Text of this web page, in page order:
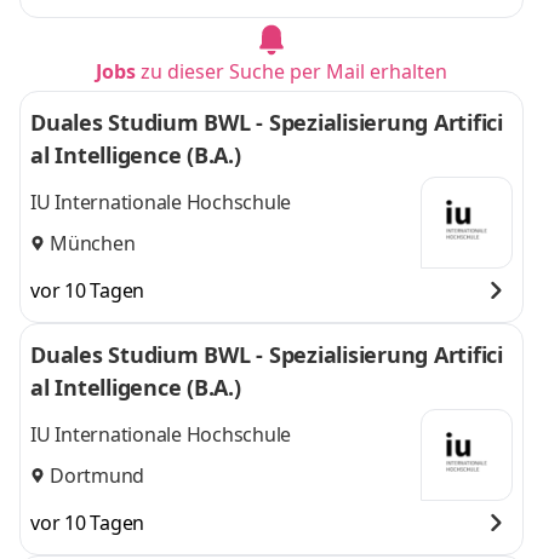
Jobszu dieser Suche per Mail erhalten
Duales Studium BWL - Spezialisierung Artifici
al Intelligence (B.A.)
IU Internationale Hochschule
München
vor 10 Tagen
Duales Studium BWL - Spezialisierung Artifici
al Intelligence (B.A.)
IU Internationale Hochschule
Dortmund
vor 10 Tagen